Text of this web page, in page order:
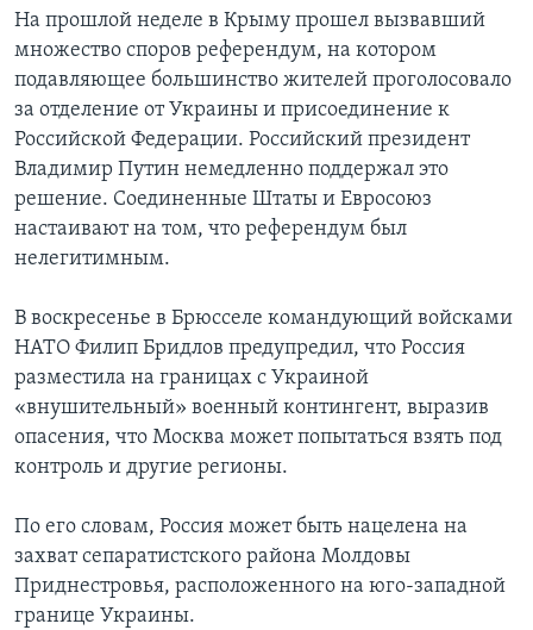
На прошлой неделе в Крыму прошел вызвавший
множество споров референдум, на котором
подавляющее большинство жителей проголосовало
за отделение от Украины и присоединение к
Российской Федерации. Российский президент
Владимир Путин немедленно поддержал это
решение. Соединенные Штаты и Евросоюз
настаивают на том, что референдум был
нелегитимным.
В воскресенье в Брюсселе командующий войсками
НАТО Филип Бридлов предупредил, что Россия
разместила на границах с Украиной
«внушительный» военный контингент, выразив
опасения, что Москва может попытаться взять под
контроль и другие регионы.
По его словам, Россия может быть нацелена на
захват сепаратистского района Молдовы
Приднестровья, расположенного на юго-западной
границе Украины.